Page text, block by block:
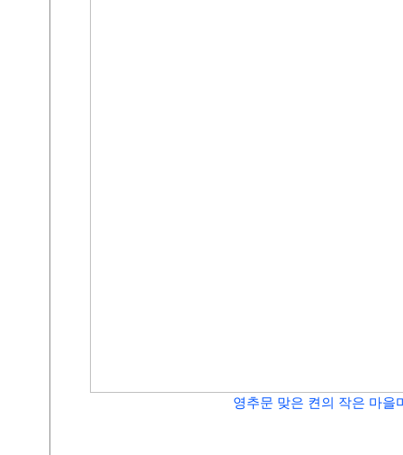
영추문 맞은 켠의 작은 마을